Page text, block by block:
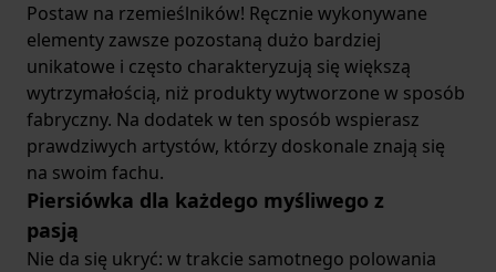
Postaw na rzemieślników! Ręcznie wykonywane
elementy zawsze pozostaną dużo bardziej
unikatowe i często charakteryzują się większą
wytrzymałością, niż produkty wytworzone w sposób
fabryczny. Na dodatek w ten sposób wspierasz
prawdziwych artystów, którzy doskonale znają się
na swoim fachu.
Piersiówka dla każdego myśliwego z
pasją
Nie da się ukryć: w trakcie samotnego polowania